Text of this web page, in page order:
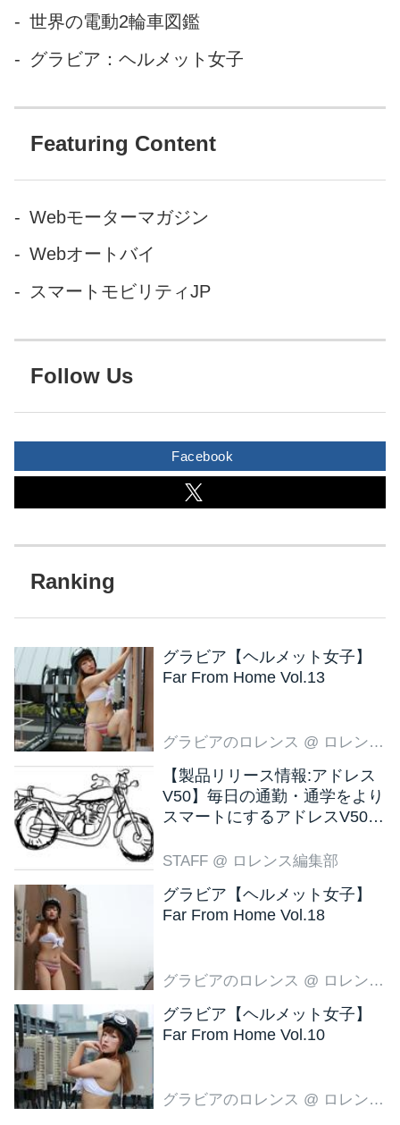
世界の電動2輪車図鑑
グラビア：ヘルメット女子
Featuring Content
Webモーターマガジン
Webオートバイ
スマートモビリティJP
Follow Us
Facebook
グラビア【ヘルメット女子】
Far From Home Vol.13
グラビアのロレンス @ ロレンス編集部
【製品リリース情報:アドレス
V50】毎日の通勤・通学をより
スマートにするアドレスV50
STAFF @ ロレンス編集部
グラビア【ヘルメット女子】
Far From Home Vol.18
グラビアのロレンス @ ロレンス編集部
グラビア【ヘルメット女子】
Far From Home Vol.10
グラビアのロレンス @ ロレンス編集部